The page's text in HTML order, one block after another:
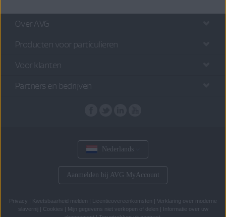
Over AVG
Producten voor particulieren
Voor klanten
Partners en bedrijven
Nederlands
Aanmelden bij AVG MyAccount
Privacy | Kwetsbaarheid melden | Licentieovereenkomsten | Verklaring over moderne
slavernij
| Cookies | Mijn gegevens niet verkopen of delen | Informatie over uw